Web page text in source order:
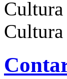
Cultura
Cultura